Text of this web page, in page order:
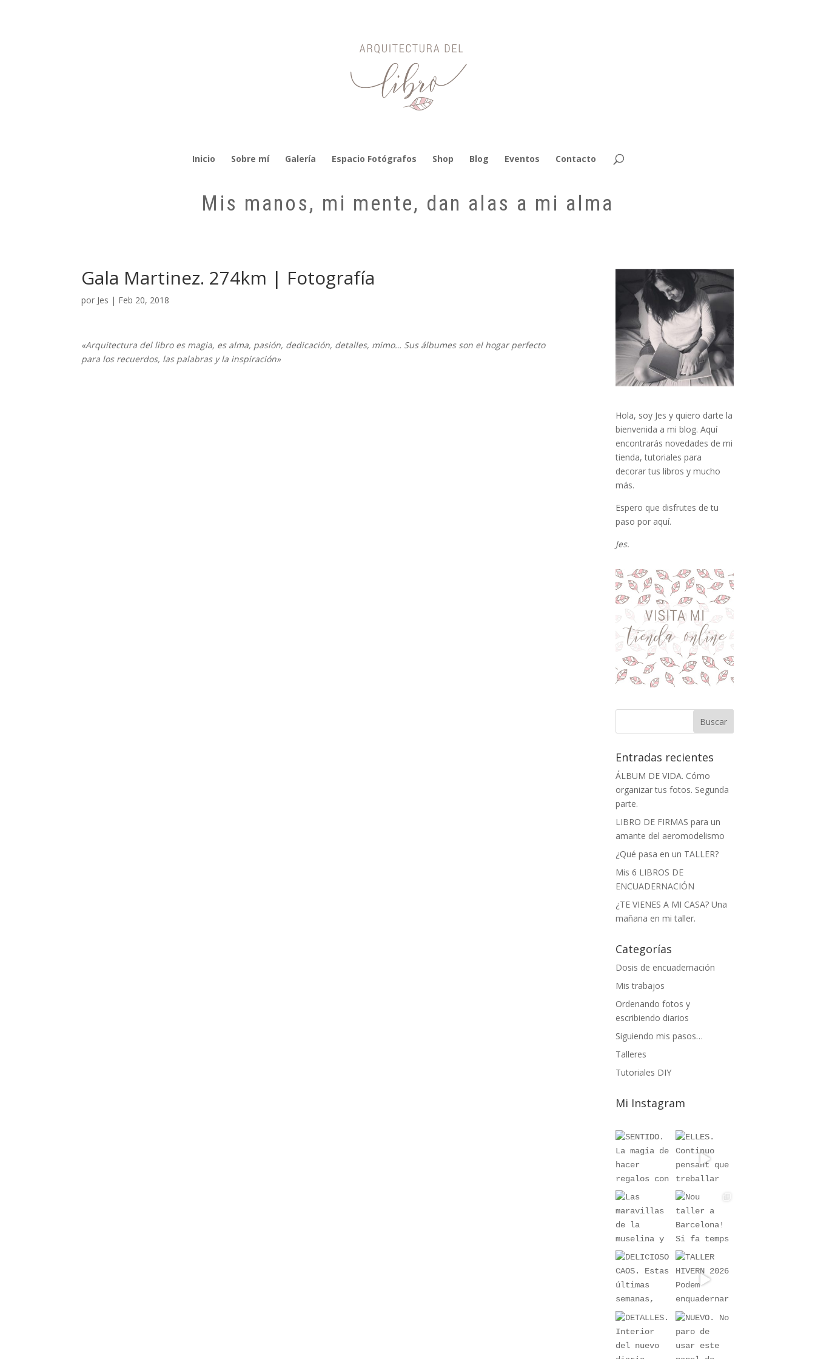
Inicio Sobre mí Galería Espacio Fotógrafos Shop Blog Eventos Contacto
Mis manos, mi mente, dan alas a mi alma
Gala Martinez. 274km | Fotografía
por Jes | Feb 20, 2018
«Arquitectura del libro es magia, es alma, pasión, dedicación, detalles, mimo… Sus álbumes son el hogar perfecto
para los recuerdos, las palabras y la inspiración»
Hola, soy Jes y quiero darte la
bienvenida a mi blog. Aquí
encontrarás novedades de mi
tienda, tutoriales para
decorar tus libros y mucho
más.
Espero que disfrutes de tu
paso por aquí.
Jes.
Entradas recientes
ÁLBUM DE VIDA. Cómo
organizar tus fotos. Segunda
parte.
LIBRO DE FIRMAS para un
amante del aeromodelismo
¿Qué pasa en un TALLER?
Mis 6 LIBROS DE
ENCUADERNACIÓN
¿TE VIENES A MI CASA? Una
mañana en mi taller.
Categorías
Dosis de encuadernación
Mis trabajos
Ordenando fotos y
escribiendo diarios
Siguiendo mis pasos…
Talleres
Tutoriales DIY
Mi Instagram